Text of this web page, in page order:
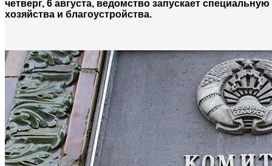
четверг, 6 августа, ведомство запускает
хозяйства и благоустройства.